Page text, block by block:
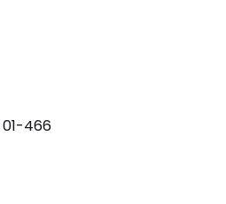
01-466